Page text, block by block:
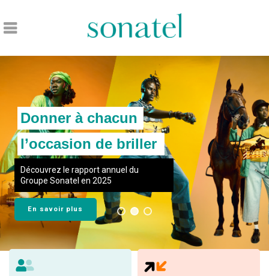
Donner à chacun
l’occasion de briller
Découvrez le rapport annuel du
Groupe Sonatel en 2025
En savoir plus